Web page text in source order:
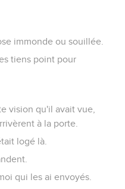
immonde ou souillée.
tiens point pour
vision qu'il avait vue,
à la porte.
logé là.
qui les ai envoyés.